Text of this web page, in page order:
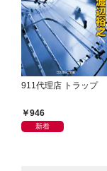
911代理店 トラップ
946
新着